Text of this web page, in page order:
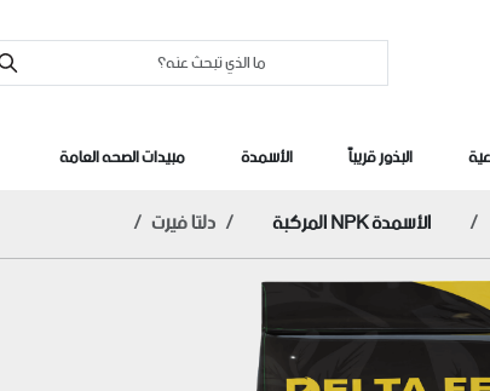
البذور قريباً الأسمدة مبيدات الصحه العامة
الأسمدة NPK المركبة دلتا فيرت